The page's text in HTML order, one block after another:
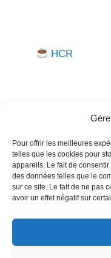
Pour offrir les meilleures
telles que les cookies pour
appareils. Le fait de
des données telles que le
sur ce site. Le fait de ne pas
avoir un effet négatif sur
HCR
Besoin d'aide pour
Un expert vous répond.
Nous contacter →